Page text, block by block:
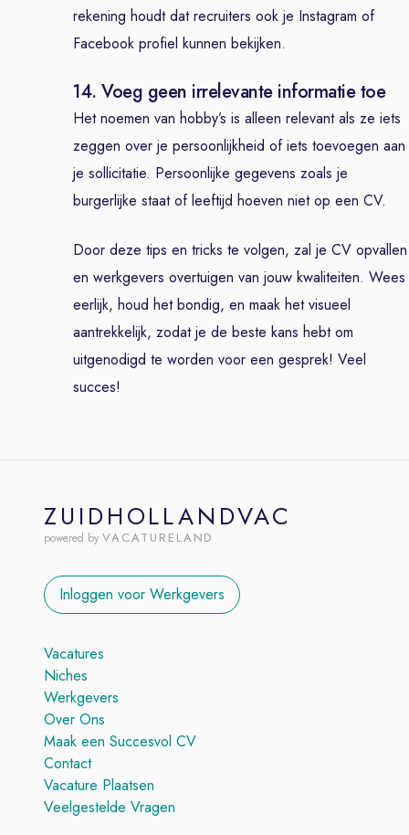
rekening houdt dat recruiters ook je Instagram of
Facebook profiel kunnen bekijken.
14. Voeg geen irrelevante informatie toe
Het noemen van hobby’s is alleen relevant als ze iets
zeggen over je persoonlijkheid of iets toevoegen aan
je sollicitatie. Persoonlijke gegevens zoals je
burgerlijke staat of leeftijd hoeven niet op een CV.
Door deze tips en tricks te volgen, zal je CV opvallen
en werkgevers overtuigen van jouw kwaliteiten. Wees
eerlijk, houd het bondig, en maak het visueel
aantrekkelijk, zodat je de beste kans hebt om
uitgenodigd te worden voor een gesprek! Veel
succes!
ZUIDHOLLANDVAC
powered by VACATURELAND
Inloggen voor Werkgevers
Vacatures
Niches
Werkgevers
Over Ons
Maak een Succesvol CV
Contact
Vacature Plaatsen
Veelgestelde Vragen